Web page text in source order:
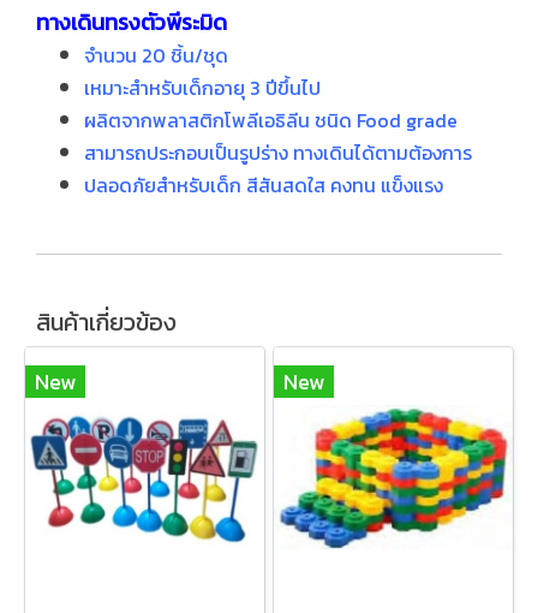
ทางเดินทรงตัวพีระมิด
จำนวน 20 ชิ้น/ชุด
เหมาะสำหรับเด็กอายุ 3 ปีขึ้นไป
ผลิตจากพลาสติกโพลีเอธิลีน ชนิด Food grade
สามารถประกอบเป็นรูปร่าง ทางเดินได้ตามต้องการ
ปลอดภัยสำหรับเด็ก สีสันสดใส คงทน แข็งแรง
สินค้าเกี่ยวข้อง
New New